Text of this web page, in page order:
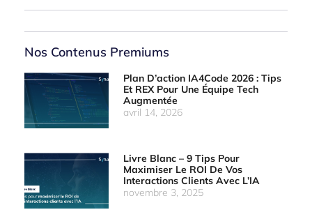
Nos Contenus Premiums
Plan D’action IA4Code 2026 : Tips
Et REX Pour Une Équipe Tech
Augmentée
avril 14, 2026
Livre Blanc – 9 Tips Pour
Maximiser Le ROI De Vos
Interactions Clients Avec L’IA
novembre 3, 2025